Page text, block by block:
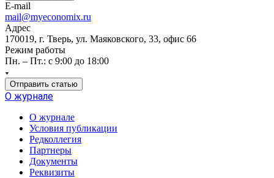
E-mail
mail@myeconomix.ru
Адрес
170019, г. Тверь, ул. Маяковского, 33, офис 66
Режим работы
Пн. – Пт.: с 9:00 до 18:00
Отправить статью
О журнале
О журнале
Условия публикации
Редколлегия
Партнеры
Документы
Реквизиты